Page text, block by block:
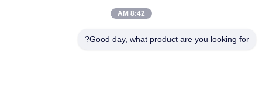
مقاله تخریب پذیر 160um 200um سنگ مصنوعی سنگی برای
8:42 AM
Good day, what product are you looking for?